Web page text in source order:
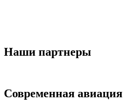
Наши партнеры
Современная авиация